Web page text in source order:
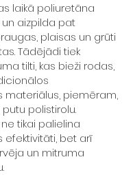
laikā poliuretāna
aizpilda pat
plaisas un grūti
Tādējādi tiek
tilti, kas bieži rodas,
materiālus, piemēram,
polistirolu.
tikai palielina
efektivitāti, bet arī
un mitruma